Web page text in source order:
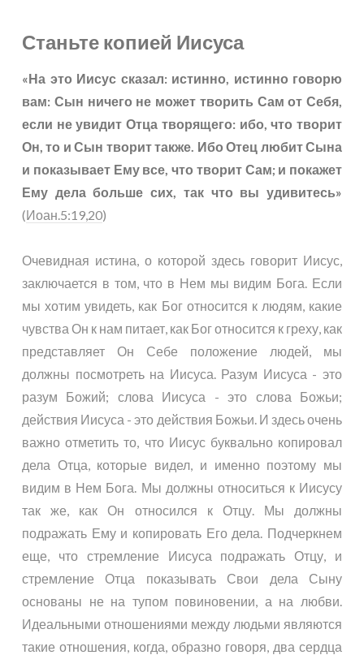
Станьте копией Иисуса
«На это Иисус сказал: истинно, истинно говорю
вам: Сын ничего не может творить Сам от Себя,
если не увидит Отца творящего: ибо, что творит
Он, то и Сын творит также. Ибо Отец любит Сына
и показывает Ему все, что творит Сам; и покажет
Ему дела больше сих, так что вы удивитесь»
(Иоан.5:19,20)
Очевидная истина, о которой здесь говорит Иисус,
заключается в том, что в Нем мы видим Бога. Если
мы хотим увидеть, как Бог относится к людям, какие
чувства Он к нам питает, как Бог относится к греху, как
представляет Он Себе положение людей, мы
должны посмотреть на Иисуса. Разум Иисуса - это
разум Божий; слова Иисуса - это слова Божьи;
действия Иисуса - это действия Божьи. И здесь очень
важно отметить то, что Иисус буквально копировал
дела Отца, которые видел, и именно поэтому мы
видим в Нем Бога. Мы должны относиться к Иисусу
так же, как Он относился к Отцу. Мы должны
подражать Ему и копировать Его дела. Подчеркнем
еще, что стремление Иисуса подражать Отцу, и
стремление Отца показывать Свои дела Сыну
основаны не на тупом повиновении, а на любви.
Идеальными отношениями между людьми являются
такие отношения, когда, образно говоря, два сердца